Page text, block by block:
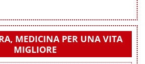
MEDICINA PER UNA VITA
MIGLIORE